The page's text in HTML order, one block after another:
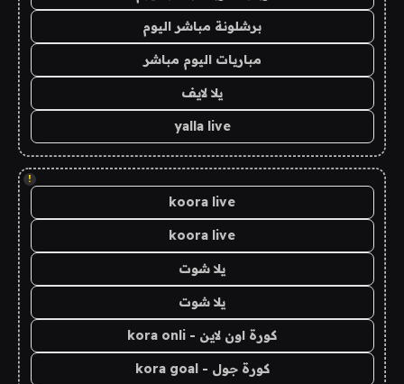
برشلونة مباشر اليوم
مباريات اليوم مباشر
يلا لايف
yalla live
!
koora live
koora live
يلا شوت
يلا شوت
كورة اون لاين - kora onli
كورة جول - kora goal